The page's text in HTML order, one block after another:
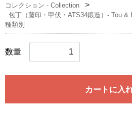
コレクション - Collection
包丁（藤印・甲伏・ATS34鍛造）‐ Tou &
種類別
数量
カートに入